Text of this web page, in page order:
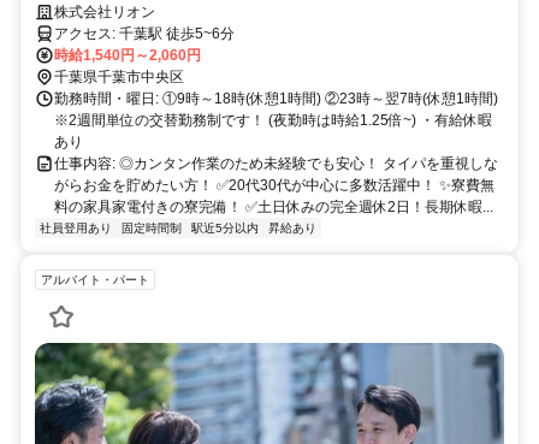
株式会社リオン
アクセス: 千葉駅 徒歩5~6分
時給1,540円～2,060円
千葉県千葉市中央区
勤務時間・曜日: ①9時～18時(休憩1時間) ②23時～翌7時(休憩1時間)
※2週間単位の交替勤務制です！ (夜勤時は時給1.25倍~) ・有給休暇
あり
仕事内容: ◎カンタン作業のため未経験でも安心！ タイパを重視しな
がらお金を貯めたい方！ ✅20代30代が中心に多数活躍中！ ✨寮費無
料の家具家電付きの寮完備！ ✅土日休みの完全週休2日！長期休暇...
社員登用あり 固定時間制 駅近5分以内 昇給あり
アルバイト・パート